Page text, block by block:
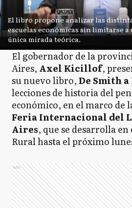
El libro propone analizar las
escuelas económicas sin limitarse a
única mirada teórica.
El gobernador de la
Aires, Axel Kicillof,
su nuevo libro,De Smith a
lecciones de historia del
económico, en el marco de
Feria Internacional del
Aires, que se desarrolla
Rural hasta el próximo
Ads